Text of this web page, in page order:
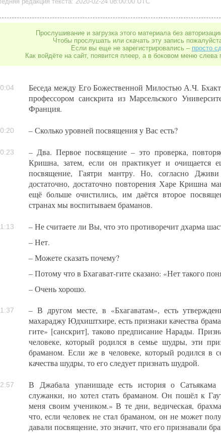
Прослушивание и загрузка этого материала без
Чтобы прослушать или скачать эту запись
Если вы еще не зарегистрировались – просто
Как войдёте на сайт, появится плеер, а в боковом меню слева
Беседа между Его Божественной Милостью А.Ч.
профессором санскрита из Марсельского
Франция.
– Сколько уровней посвящения у Вас есть?
– Два. Первое посвящение – это проверка,
Кришна, затем, если он практикует и очищается
посвящение, Гаятри мантру. Но, согласно
достаточно, достаточно повторения Харе Кришна
ещё больше очистились, им даётся второе
странах мы воспитываем браманов.
– Не считаете ли Вы, что это противоречит дхарма
– Нет.
– Можете сказать почему?
– Потому что в Бхагават-гите сказано: «Нет такого
– Очень хорошо.
– В другом месте, в «Бхагаватам», есть
махараджу Юдхиштхире, есть признаки качества
гите» [санскрит], таково предписание Нарады.
человеке, который родился в семье шудры, эти
браманом. Если же в человеке, который родился в
качества шудры, то его следует признать шудрой.
В Джабала упанишаде есть история о Сатьякама
служанки, но хотел стать браманом. Он пошёл к
меня своим учеником.» В те дни, ведическая,
что, если человек не стал браманом, он не может
давали посвящение, это значит, что его признавали